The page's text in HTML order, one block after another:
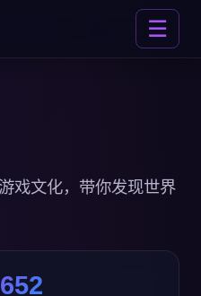
☰
戏文化，带你发现世界